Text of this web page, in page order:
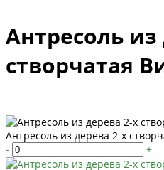
Антресоль из
створчатая
Антресоль из дерева 2-х
-
+